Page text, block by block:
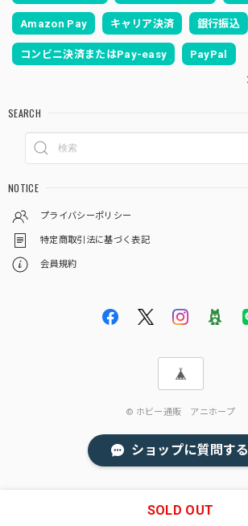
Amazon Pay キャリア決済 銀行振込
コンビニ決済またはPay-easy PayPal
SEARCH
NOTICE
プライバシーポリシー
特定商取引法に基づく表記
会員規約
© ホビー通販 アニホープ
SOLD OUT
ショップに質問する